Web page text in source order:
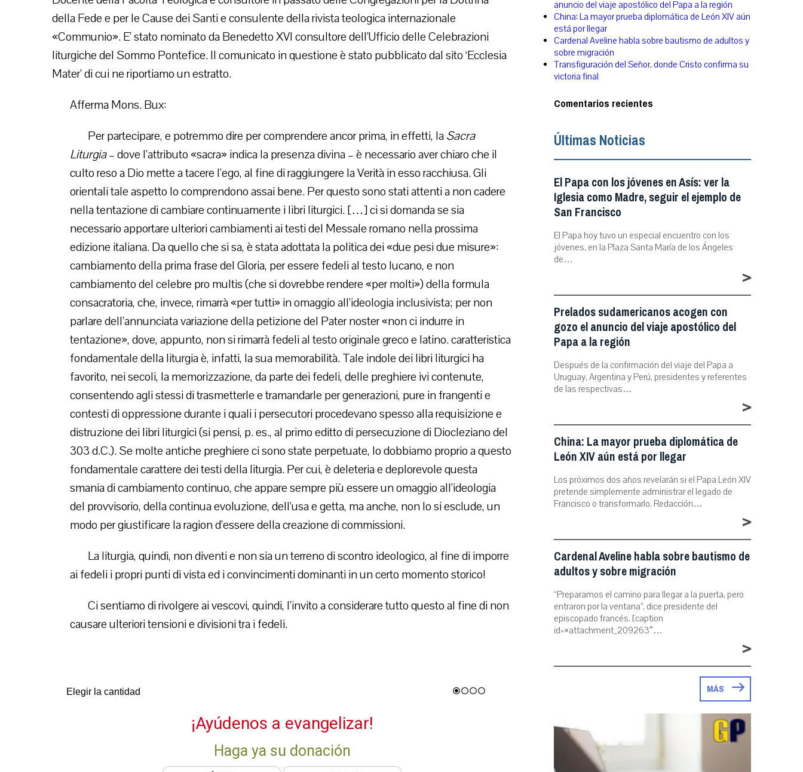
della Fede e per le Cause dei Santi e consulente della rivista teologica internazionale
«Communio». E’ stato nominato da Benedetto XVI consultore dell’Ufficio delle Celebrazioni
liturgiche del Sommo Pontefice. Il comunicato in questione è stato pubblicato dal sito ‘Ecclesia
Mater’ di cui ne riportiamo un estratto.
Afferma Mons. Bux:
Per partecipare, e potremmo dire per comprendere ancor prima, in effetti, laSacra
Liturgia– dove l’attributo «sacra» indica la presenza divina – è necessario aver chiaro che il
culto reso a Dio mette a tacere l’ego, al fine di raggiungere la Verità in esso racchiusa. Gli
orientali tale aspetto lo comprendono assai bene. Per questo sono stati attenti a non cadere
nella tentazione di cambiare continuamente i libri liturgici. […] ci si domanda se sia
necessario apportare ulteriori cambiamenti ai testi del Messale romano nella prossima
edizione italiana. Da quello che si sa, è stata adottata la politica dei «due pesi due misure»:
cambiamento della prima frase del Gloria, per essere fedeli al testo lucano, e non
cambiamento del celebre pro multis (che si dovrebbe rendere «per molti») della formula
consacratoria, che, invece, rimarrà «per tutti» in omaggio all’ideologia inclusivista; per non
parlare dell’annunciata variazione della petizione del Pater noster «non ci indurre in
tentazione», dove, appunto, non si rimarrà fedeli al testo originale greco e latino. caratteristica
fondamentale della liturgia è, infatti, la sua memorabilità. Tale indole dei libri liturgici ha
favorito, nei secoli, la memorizzazione, da parte dei fedeli, delle preghiere ivi contenute,
consentendo agli stessi di trasmetterle e tramandarle per generazioni, pure in frangenti e
contesti di oppressione durante i quali i persecutori procedevano spesso alla requisizione e
distruzione dei libri liturgici (si pensi, p. es., al primo editto di persecuzione di Diocleziano del
303 d.C.). Se molte antiche preghiere ci sono state perpetuate, lo dobbiamo proprio a questo
fondamentale carattere dei testi della liturgia. Per cui, è deleteria e deplorevole questa
smania di cambiamento continuo, che appare sempre più essere un omaggio all’ideologia
del provvisorio, della continua evoluzione, dell’usa e getta, ma anche, non lo si esclude, un
modo per giustificare la ragion d’essere della creazione di commissioni.
La liturgia, quindi, non diventi e non sia un terreno di scontro ideologico, al fine di imporre
ai fedeli i propri punti di vista ed i convincimenti dominanti in un certo momento storico!
Ci sentiamo di rivolgere ai vescovi, quindi, l’invito a considerare tutto questo al fine di non
causare ulteriori tensioni e divisioni tra i fedeli.
anuncio del viaje apostólico del Papa a la región
China: La mayor prueba diplomática de León XIV aún
está por llegar
Cardenal Aveline habla sobre bautismo de adultos y
sobre migración
Transfiguración del Señor, donde Cristo confirma su
victoria final
Comentarios recientes
Últimas Noticias
El Papa con los jóvenes en Asís: ver la
Iglesia como Madre, seguir el ejemplo de
San Francisco
El Papa hoy tuvo un especial encuentro con los
jóvenes, en la Plaza Santa María de los Ángeles
de…
>
Prelados sudamericanos acogen con
gozo el anuncio del viaje apostólico del
Papa a la región
Después de la confirmación del viaje del Papa a
Uruguay, Argentina y Perú, presidentes y referentes
de las respectivas…
>
China: La mayor prueba diplomática de
León XIV aún está por llegar
Los próximos dos años revelarán si el Papa León XIV
pretende simplemente administrar el legado de
Francisco o transformarlo. Redacción…
>
Cardenal Aveline habla sobre bautismo de
adultos y sobre migración
“Preparamos el camino para llegar a la puerta, pero
entraron por la ventana”, dice presidente del
episcopado francés. [caption
id=»attachment_209263″…
>
MÁS